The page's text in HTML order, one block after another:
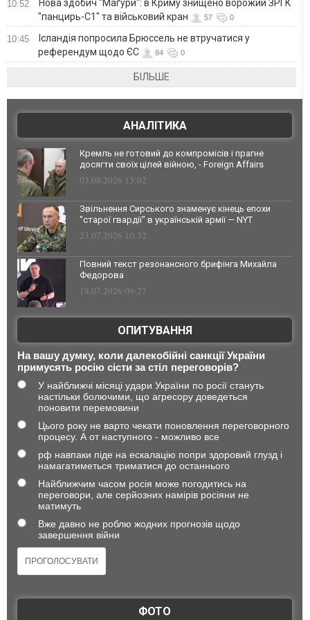
10:52
Нова здобич "Маґури": в Криму знищено ворожий ЗРГК
"панцирь-С1" та військовий кран
57 0
10:45
Ісландія попросила Брюссель не втручатися у
референдум щодо ЄС
84 0
БІЛЬШЕ
АНАЛІТИКА
Кремль не готовий до компромісів і прагне
досягти своїх цілей війною, - Foreign Affairs
03.08.2026 13:02
Звільнення Сирського знаменує кінець епохи
"старої гвардії" в українській армії — NYT
23.07.2026 10:32
Повний текст резонансного брифінга Михайла
Федорова
18.07.2026 09:27
ОПИТУВАННЯ
На вашу думку, коли далекобійні санкції України
примусять росію сісти за стіл переговорів?
У найближчі місяці удари України по росії стануть
настільки болючими, що агресору доведеться
поновити перемовини
Цього року не варто чекати поновлення переговорного
процесу. А от наступного - можливо все
рф навпаки піде на ескалацію попри здоровий глузд і
намагатиметься триматися до останнього
Найближчим часом росія може погодитись на
переговори, але серйозних намірів росіяни не
матимуть
Вже давно не роблю жодних прогнозів щодо
завершення війни
ФОТО